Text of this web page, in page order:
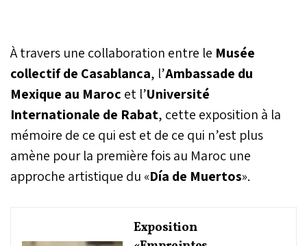
À travers une collaboration entre le Musée
collectif de Casablanca, l’Ambassade du
Mexique au Maroc et l’Université
Internationale de Rabat, cette exposition à la
mémoire de ce qui est et de ce qui n’est plus
amène pour la première fois au Maroc une
approche artistique du «Día de Muertos».
Exposition